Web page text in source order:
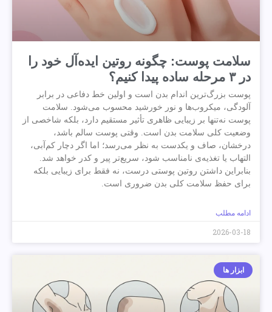
سلامت پوست: چگونه روتین ایده‌آل خود را
در ۳ مرحله ساده پیدا کنیم؟
پوست بزرگ‌ترین اندام بدن است و اولین خط دفاعی در برابر
آلودگی، میکروب‌ها و نور خورشید محسوب می‌شود. سلامت
پوست نه‌تنها بر زیبایی ظاهری تأثیر مستقیم دارد، بلکه شاخصی از
وضعیت کلی سلامت بدن است. وقتی پوست سالم باشد،
درخشان، صاف و یکدست به نظر می‌رسد؛ اما اگر دچار کم‌آبی،
التهاب یا تغذیه‌ی نامناسب شود، سریع‌تر پیر و کدر خواهد شد.
بنابراین داشتن روتین پوستی درست، نه فقط برای زیبایی بلکه
برای حفظ سلامت کلی بدن ضروری است.
ادامه مطلب
2026-03-18
ابزار ها